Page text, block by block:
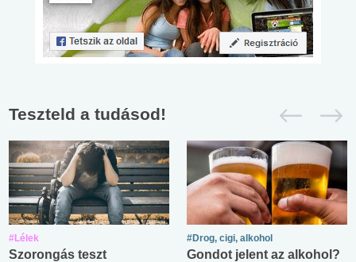
Teszteld a tudásod!
#Lélek
Szorongás teszt
#Drog, cigi, alkohol
Gondot jelent az alkohol?